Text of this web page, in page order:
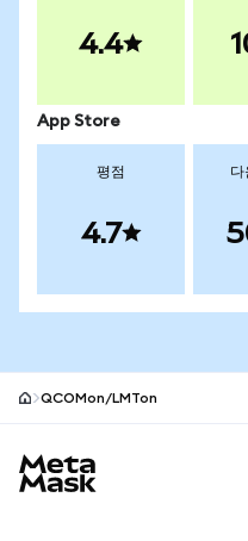
4.4
App Store
평점
4.7
다
QCOMon/LMTon